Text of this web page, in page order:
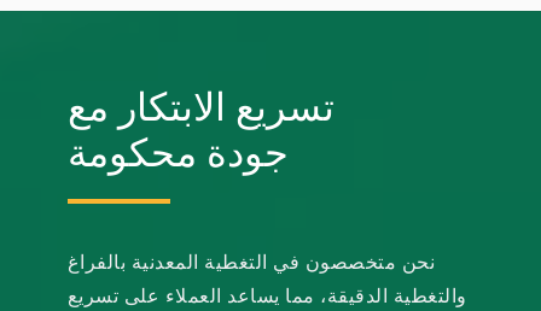
تسريع الابتكار مع
جودة محكومة
نحن متخصصون في التغطية المعدنية بالفراغ
والتغطية الدقيقة، مما يساعد العملاء على تسريع